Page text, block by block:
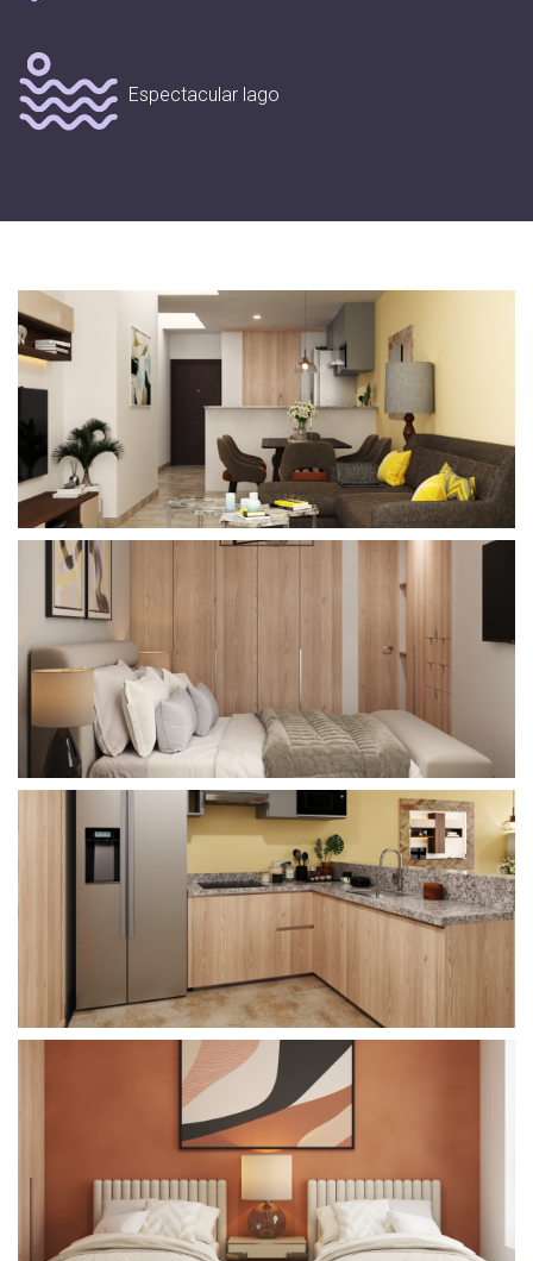
Espectacular lago